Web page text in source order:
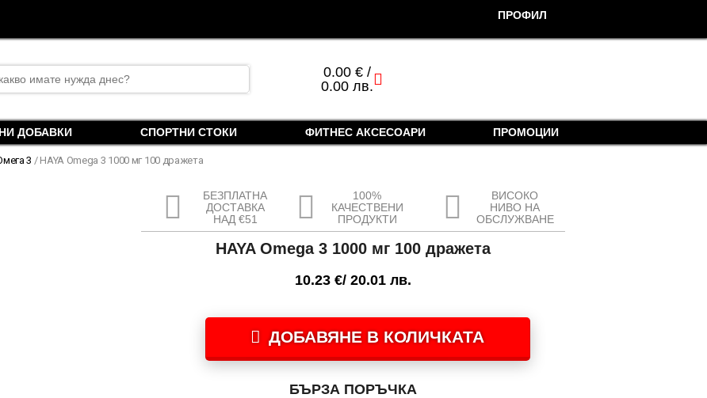
ПРОФИЛ
0.00 €/
0.00 лв.cart
ДОБАВКИ СПОРТНИ СТОКИ ФИТНЕС АКСЕСОАРИ ПРОМОЦИИ
3 / HAYA Omega 3 1000 мг 100 дражета
БЕЗПЛАТНА
ДОСТАВКА
НАД €51
100%
КАЧЕСТВЕНИ
ПРОДУКТИ
ВИСОКО
НИВО НА
ОБСЛУЖВАНЕ
HAYA Omega 3 1000 мг 100 дражета
10.23 €/ 20.01 лв.
количество
Omega
ДОБАВЯНЕ В КОЛИЧКАТА
БЪРЗА ПОРЪЧКА